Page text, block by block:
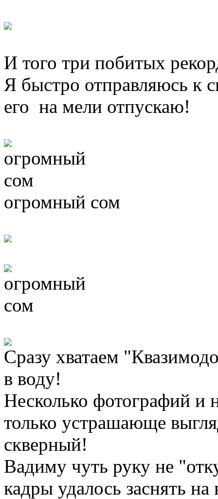
И того три побитых
Я быстро отправляюсь к
его на мели отпускаю!
огромный сом
Сразу хватаем
в воду!
Несколько фотографий и
только устрашающе
скверный!
Вадиму чуть руку не
кадры удалось заснять